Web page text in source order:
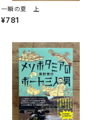
一瞬の夏 上
¥781